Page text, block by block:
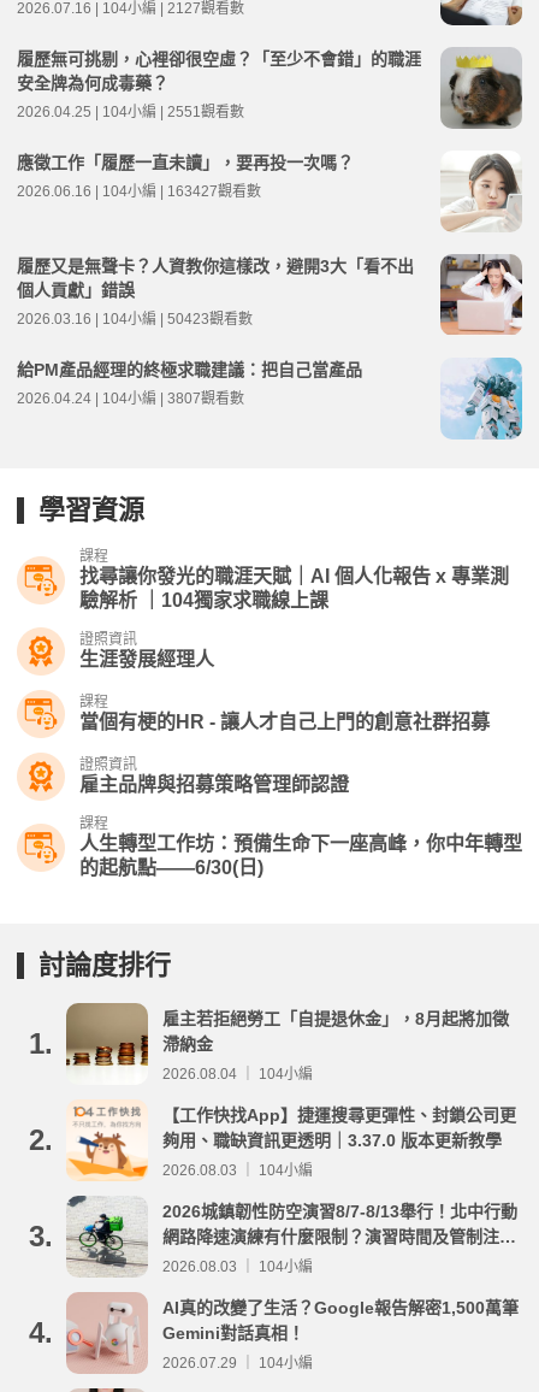
2026.07.16 | 104小編 | 2127觀看數
履歷無可挑剔，心裡卻很空虛？「至少不會錯」的職涯
安全牌為何成毒藥？
2026.04.25 | 104小編 | 2551觀看數
應徵工作「履歷一直未讀」，要再投一次嗎？
2026.06.16 | 104小編 | 163427觀看數
履歷又是無聲卡？人資教你這樣改，避開3大「看不出
個人貢獻」錯誤
2026.03.16 | 104小編 | 50423觀看數
給PM產品經理的終極求職建議：把自己當產品
2026.04.24 | 104小編 | 3807觀看數
學習資源
課程
找尋讓你發光的職涯天賦｜AI 個人化報告 x 專業測
驗解析 ｜104獨家求職線上課
證照資訊
生涯發展經理人
課程
當個有梗的HR - 讓人才自己上門的創意社群招募
證照資訊
雇主品牌與招募策略管理師認證
課程
人生轉型工作坊：預備生命下一座高峰，你中年轉型
的起航點——6/30(日)
討論度排行
1.
雇主若拒絕勞工「自提退休金」，8月起將加徵
滯納金
2026.08.04 ｜ 104小編
2.
【工作快找App】捷運搜尋更彈性、封鎖公司更
夠用、職缺資訊更透明｜3.37.0 版本更新教學
2026.08.03 ｜ 104小編
3.
2026城鎮韌性防空演習8/7-8/13舉行！北中行動
網路降速演練有什麼限制？演習時間及管制注意
事項整理
2026.08.03 ｜ 104小編
4.
AI真的改變了生活？Google報告解密1,500萬筆
Gemini對話真相！
2026.07.29 ｜ 104小編